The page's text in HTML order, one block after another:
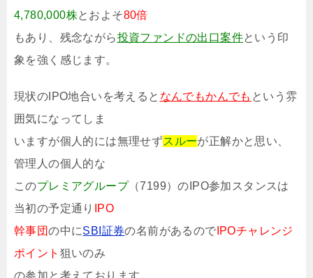
4,780,000株とおよそ80倍
もあり、残念ながら投資ファンドの出口案件という印
象を強く感じます。
現状のIPO地合いを考えると なんでもかんでも という雰
囲気になってしま
いますが個人的には無理せずスルーが正解かと思い、
管理人の個人的な
このプレミアグループ（7199）のIPO参加スタンスは
当初の予定通り
IPO
幹事団の中にSBI証券の名前があるので IPOチャレンジ
ポイント 狙いのみ